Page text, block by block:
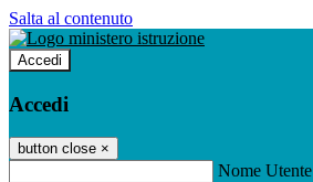
Salta al contenuto
Accedi
Accedi
button close ×
Nome Utente